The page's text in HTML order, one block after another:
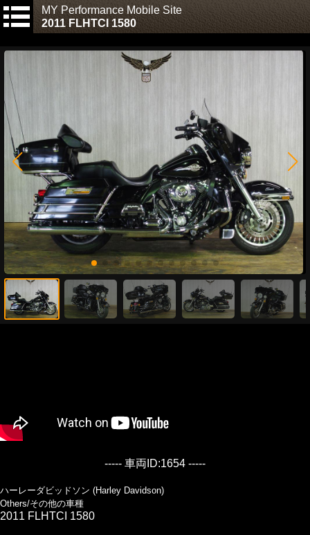
MY Performance Mobile Site
2011 FLHTCI 1580
----- 車両ID:1654 -----
ハーレーダビッドソン (Harley Davidson)
Others/その他の車種
2011 FLHTCI 1580